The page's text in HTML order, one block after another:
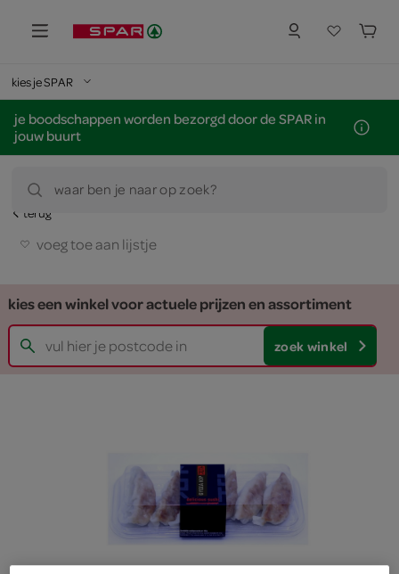
kies je SPAR
je boodschappen worden bezorgd door de SPAR in
jouw buurt
waar ben je naar op zoek?
terug
voeg toe aan lijstje
kies een winkel voor actuele prijzen en assortiment
zoek winkel